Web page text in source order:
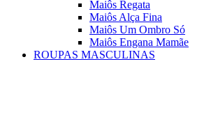
Maiôs Regata
Maiôs Alça Fina
Maiôs Um Ombro Só
Maiôs Engana Mamãe
ROUPAS MASCULINAS